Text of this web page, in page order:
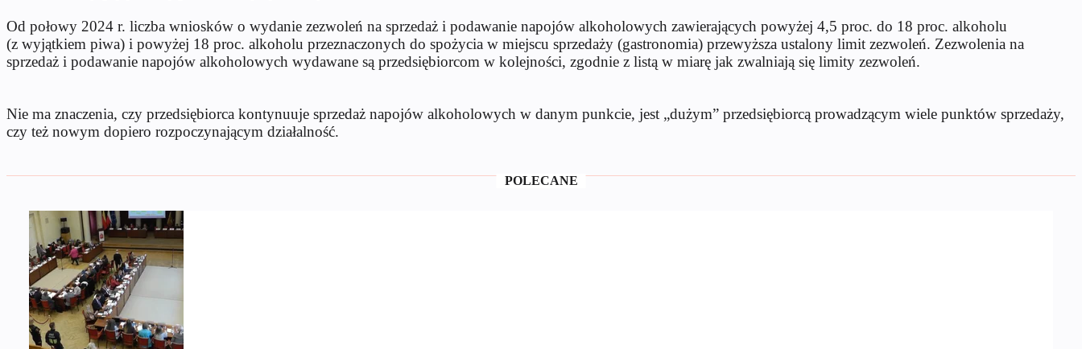
Od połowy 2024 r. liczba wniosków o wydanie zezwoleń na sprzedaż i podawanie napojów alkoholowych zawierających powyżej 4,5 proc. do 18 proc. alkoholu
(z wyjątkiem piwa) i powyżej 18 proc. alkoholu przeznaczonych do spożycia w miejscu sprzedaży (gastronomia) przewyższa ustalony limit zezwoleń. Zezwolenia na
sprzedaż i podawanie napojów alkoholowych wydawane są przedsiębiorcom w kolejności, zgodnie z listą w miarę jak zwalniają się limity zezwoleń.
Nie ma znaczenia, czy przedsiębiorca kontynuuje sprzedaż napojów alkoholowych w danym punkcie, jest „dużym” przedsiębiorcą prowadzącym wiele punktów sprzedaży,
czy też nowym dopiero rozpoczynającym działalność.
POLECANE